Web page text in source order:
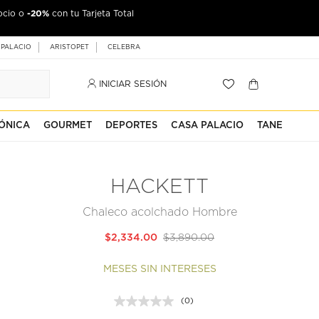
o -20% con tu Tarjeta Total
Palacio
ARISTOPET CELEBRA
INICIAR SESIÓN
GOURMET DEPORTES CASA PALACIO TANE
HACKETT
Chaleco acolchado Hombre
$3,890.00
$2,334.00
MESES SIN INTERESES
Sin
(0)